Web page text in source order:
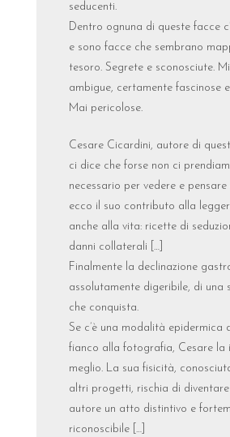
seducenti.
Dentro ognuna di queste facce
e sono facce che sembrano
tesoro. Segrete e sconosciute.
ambigue, certamente fascinose
Mai pericolose.
Cesare Cicardini, autore di
ci dice che forse non ci
necessario per vedere e
ecco il suo contributo alla
anche alla vita: ricette di
danni collaterali […]
Finalmente la declinazione
assolutamente digeribile, di una
che conquista.
Se c’è una modalità epidermica
fianco alla fotografia, Cesare la
meglio. La sua fisicità,
altri progetti, rischia di
autore un atto distintivo e
riconoscibile […]